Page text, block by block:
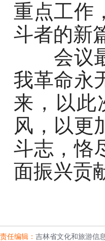
重点工作
斗者的新
会议最
我革命永
来，以此
风，以更
斗志，恪
面振兴贡
责任编辑： 吉林省文化和旅游信